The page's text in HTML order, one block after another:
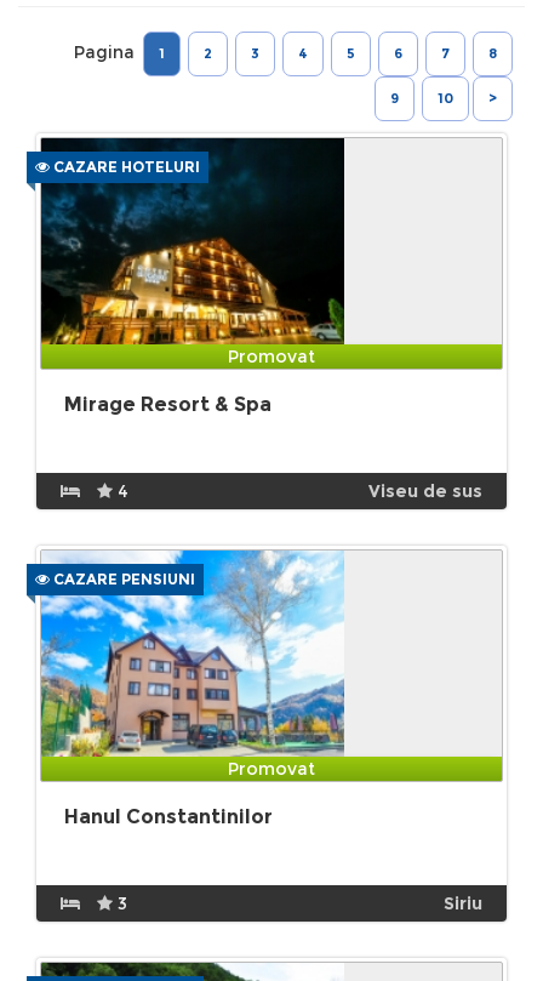
Pagina 1 2 3 4 5 6 7 8
9 10 >
CAZARE HOTELURI
Promovat
Mirage Resort & Spa
4 Viseu de sus
CAZARE PENSIUNI
Promovat
Hanul Constantinilor
3 Siriu